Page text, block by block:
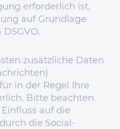
erforderlich ist,
auf Grundlage
DSGVO.
zusätzliche Daten
in der Regel Ihre
Bitte beachten
auf die
die Social-